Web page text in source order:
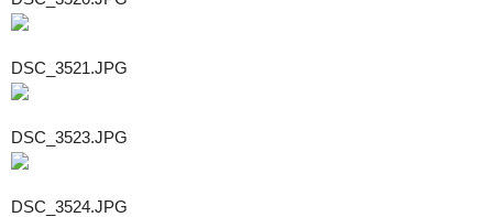
DSC_3521.JPG
DSC_3523.JPG
DSC_3524.JPG